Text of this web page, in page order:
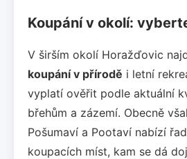
Koupání v okolí:
V širším okolí Horažďovic
koupání v přírodě i letní
vyplatí ověřit podle aktuální
břehům a zázemí. Obecně
Pošumaví a Pootaví nabízí
koupacích míst, kam se dá